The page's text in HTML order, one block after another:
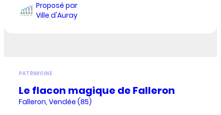
Proposé par
Ville d'Auray
PATRIMOINE
Le flacon magique de Falleron
Falleron, Vendée (85)